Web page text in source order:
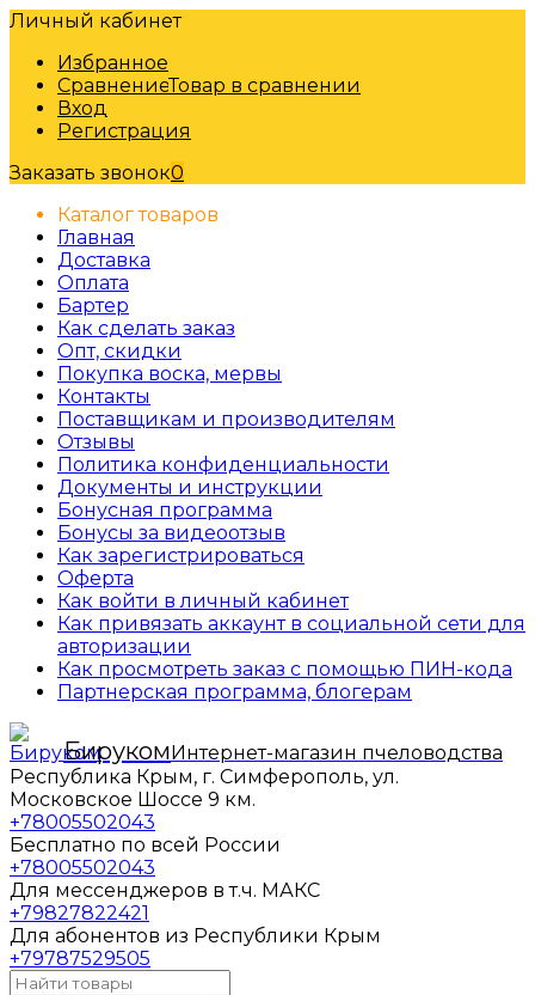
Личный кабинет
Избранное
СравнениеТовар в сравнении
Вход
Регистрация
Заказать звонок0
Каталог товаров
Главная
Доставка
Оплата
Бартер
Как сделать заказ
Опт, скидки
Покупка воска, мервы
Контакты
Поставщикам и производителям
Отзывы
Политика конфиденциальности
Документы и инструкции
Бонусная программа
Бонусы за видеоотзыв
Как зарегистрироваться
Оферта
Как войти в личный кабинет
Как привязать аккаунт в социальной сети для
авторизации
Как просмотреть заказ с помощью ПИН-кода
Партнерская программа, блогерам
БирукомИнтернет-магазин пчеловодства
Республика Крым, г. Симферополь, ул.
Московское Шоссе 9 км.
+78005502043
Бесплатно по всей России
+78005502043
Для мессенджеров в т.ч. МАКС
+79827822421
Для абонентов из Республики Крым
+79787529505